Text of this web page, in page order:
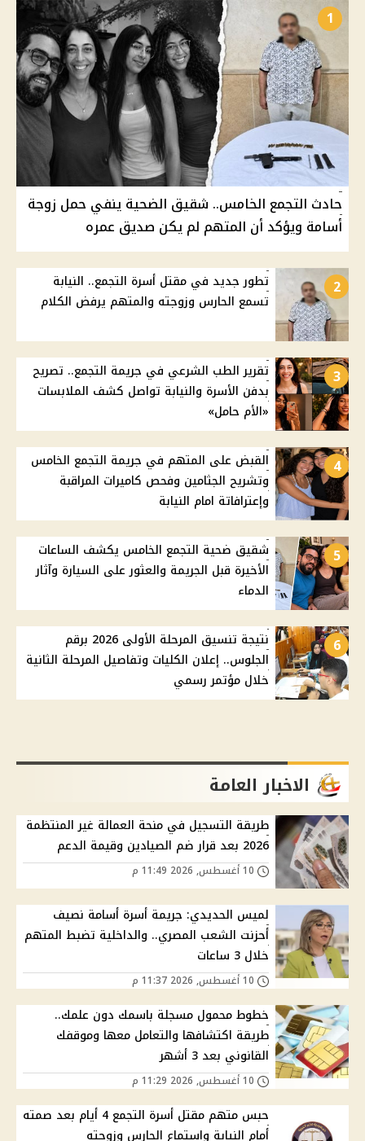
1
حادث التجمع الخامس.. شقيق الضحية ينفي حمل زوجة
أسامة ويؤكد أن المتهم لم يكن صديق عمره
2
تطور جديد في مقتل أسرة التجمع.. النيابة
تسمع الحارس وزوجته والمتهم يرفض الكلام
3
تقرير الطب الشرعي في جريمة التجمع.. تصريح
بدفن الأسرة والنيابة تواصل كشف الملابسات
«الأم حامل»
4
القبض على المتهم في جريمة التجمع الخامس
وتشريح الجثامين وفحص كاميرات المراقبة
وإعترافاتة امام النيابة
5
شقيق ضحية التجمع الخامس يكشف الساعات
الأخيرة قبل الجريمة والعثور على السيارة وآثار
الدماء
6
نتيجة تنسيق المرحلة الأولى 2026 برقم
الجلوس.. إعلان الكليات وتفاصيل المرحلة الثانية
خلال مؤتمر رسمي
الاخبار العامة
طريقة التسجيل في منحة العمالة غير المنتظمة
2026 بعد قرار ضم الصيادين وقيمة الدعم
لميس الحديدي: جريمة أسرة أسامة نصيف
أحزنت الشعب المصري.. والداخلية تضبط المتهم
خلال 3 ساعات
خطوط محمول مسجلة باسمك دون علمك..
طريقة اكتشافها والتعامل معها وموقفك
القانوني بعد 3 أشهر
حبس متهم مقتل أسرة التجمع 4 أيام بعد صمته
أمام النيابة واستماع الحارس وزوجته